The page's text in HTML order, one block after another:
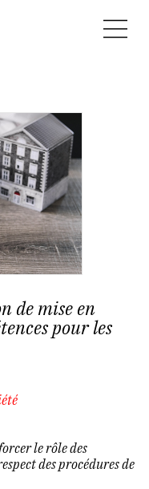
de mise en
pour les
le rôle des
des procédures de